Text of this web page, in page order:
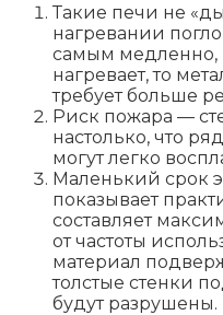
Такие печи не
нагревании
самым медленно,
нагревает, то
требует больше
Риск пожара —
настолько, что
могут легко
Маленький срок
показывает
составляет
от частоты
материал
толстые стенки
будут разрушены.